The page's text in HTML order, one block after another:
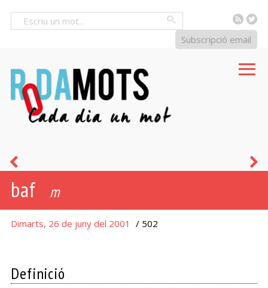
RSS
Subscripció email
baf m
Dimarts, 26 de juny del 2001 / 502
Definició
bordegàs
-
assa